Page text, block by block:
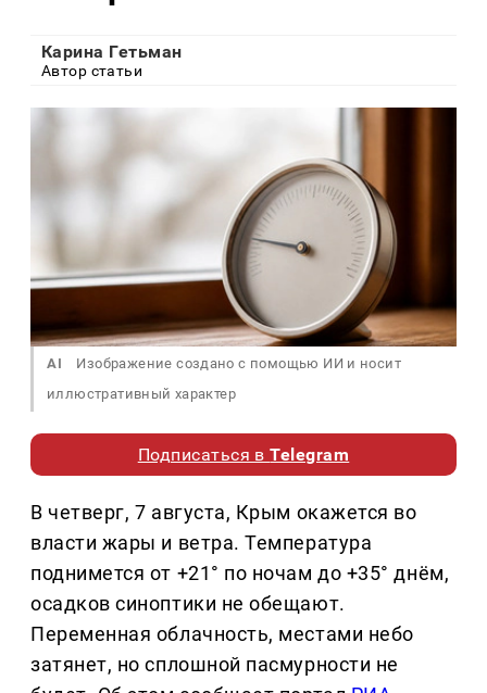
Карина Гетьман
Автор статьи
AI
Изображение создано с помощью ИИ и носит
иллюстративный характер
Подписаться вTelegram
В четверг, 7 августа, Крым окажется во
власти жары и ветра. Температура
поднимется от +21° по ночам до +35° днём,
осадков синоптики не обещают.
Переменная облачность, местами небо
затянет, но сплошной пасмурности не